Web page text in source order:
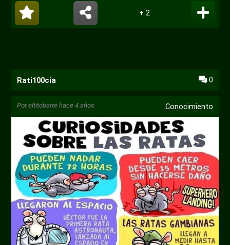
+ 2
Rati100cia 0
Poreltitobarte hace 4 años Conocimiento